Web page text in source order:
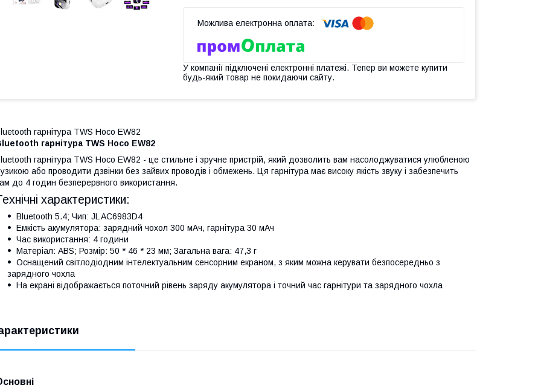
У компанії підключені електронні платежі. Тепер ви можете купити
будь-який товар не покидаючи сайту.
гарнітура TWS Hoco EW82
гарнітура TWS Hoco EW82
гарнітура TWS Hoco EW82 - це стильне і зручне пристрій, який дозволить вам насолоджуватися улюбленою
або проводити дзвінки без зайвих проводів і обмежень. Ця гарнітура має високу якість звуку і забезпечить
до 4 годин безперервного використання.
характеристики:
Bluetooth 5.4; Чип: JL AC6983D4
Емкість акумулятора: зарядний чохол 300 мАч, гарнітура 30 мАч
Час використання: 4 години
Матеріал: ABS; Розмір: 50 * 46 * 23 мм; Загальна вага: 47,3 г
Оснащений світлодіодним інтелектуальним сенсорним екраном, з яким можна керувати безпосередньо з
зарядного чохла
На екрані відображається поточний рівень заряду акумулятора і точний час гарнітури та зарядного чохла